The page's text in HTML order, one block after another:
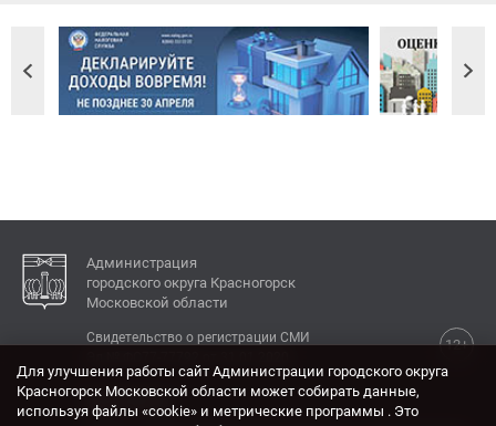
Администрация
городского округа Красногорск
Московской области
12+
Свидетельство о регистрации СМИ
КОНТАКТЫ
Для улучшения работы сайт Администрации городского округа
Красногорск Московской области может собирать данные,
используя файлы «cookie» и метрические программы . Это